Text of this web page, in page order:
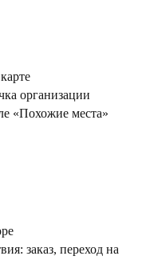
организации
«Похожие места»
заказ, переход на